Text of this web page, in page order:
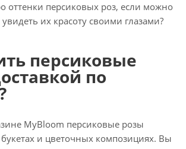
оттенки персиковых роз, если можно
увидеть их красоту своими глазами?
персиковые
по
MyBloom персиковые розы
и цветочных композициях. Вы